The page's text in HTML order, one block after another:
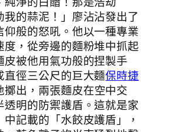
我的蒜泥！」廖沾沾發出了
仰般的怒吼。他以一種專業
度，從旁邊的麵粉堆中抓起
皮被他用氣功般的捏製手
直徑三公尺的巨大麵保時捷
擲出，兩張麵皮在空中交
透明的防禦護盾。這就是家
記載的「水餃皮護盾」，